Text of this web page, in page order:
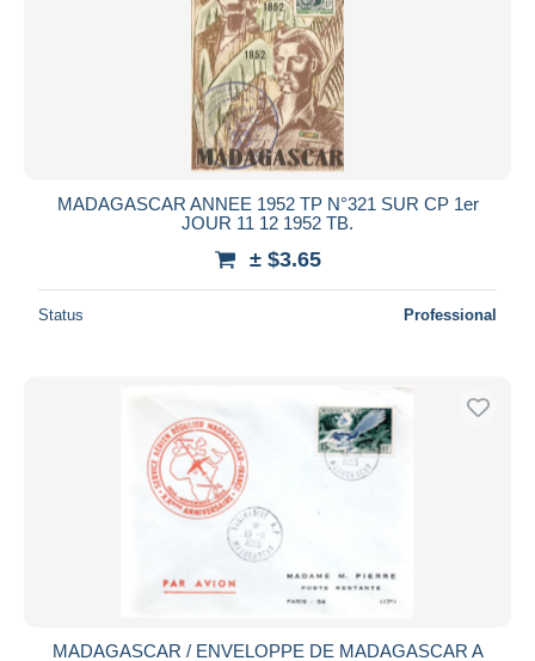
MADAGASCAR ANNEE 1952 TP N°321 SUR CP 1er
JOUR 11 12 1952 TB.
± $3.65
Status Professional
MADAGASCAR / ENVELOPPE DE MADAGASCAR A